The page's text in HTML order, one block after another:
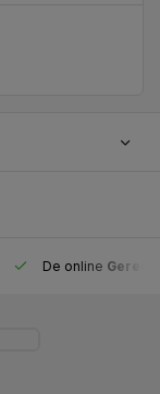
De online